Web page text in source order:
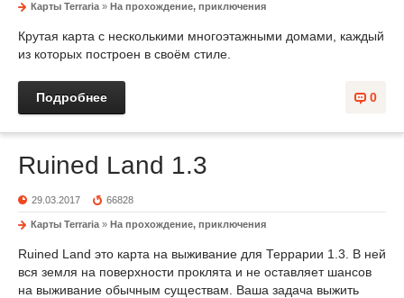
Карты Terraria » На прохождение, приключения
Крутая карта с несколькими многоэтажными домами, каждый
из которых построен в своём стиле.
0
Подробнее
Ruined Land 1.3
29.03.2017 66828
Карты Terraria » На прохождение, приключения
Ruined Land это карта на выживание для Террарии 1.3. В ней
вся земля на поверхности проклята и не оставляет шансов
на выживание обычным существам. Ваша задача выжить